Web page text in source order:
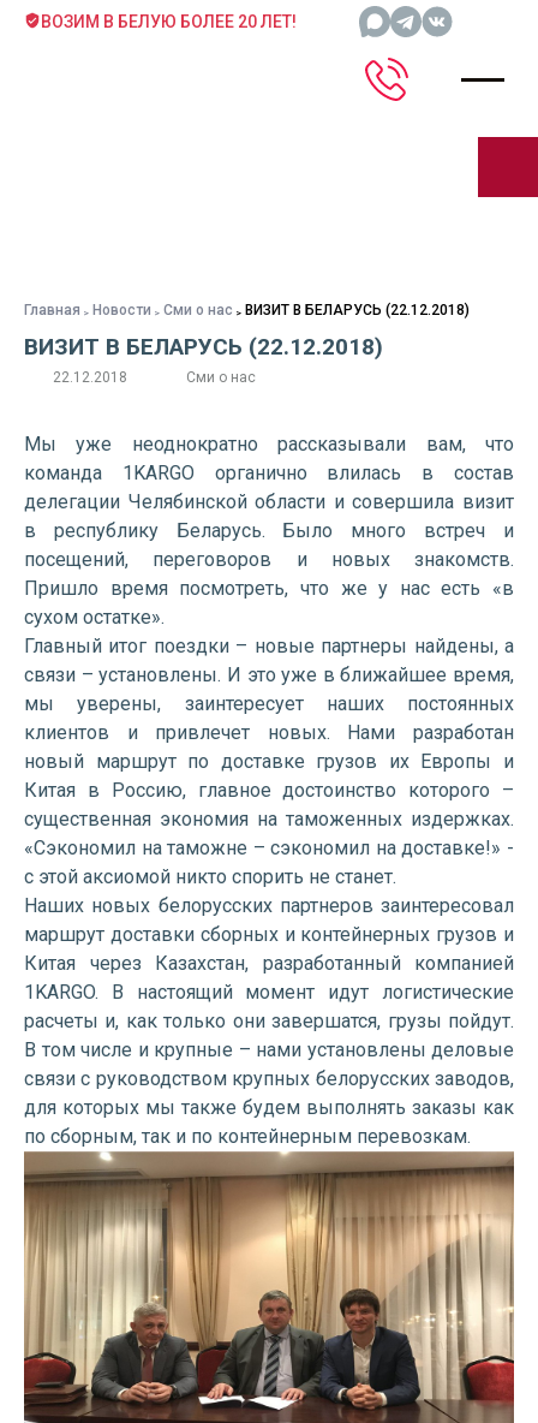
ВОЗИМ В БЕЛУЮ БОЛЕЕ 20 ЛЕТ!
Главная Новости Сми о нас ВИЗИТ В БЕЛАРУСЬ (22.12.2018)
ВИЗИТ В БЕЛАРУСЬ (22.12.2018)
22.12.2018 Сми о нас
Мы уже неоднократно рассказывали вам, что
команда 1KARGO органично влилась в состав
делегации Челябинской области и совершила визит
в республику Беларусь. Было много встреч и
посещений, переговоров и новых знакомств.
Пришло время посмотреть, что же у нас есть «в
сухом остатке».
Главный итог поездки – новые партнеры найдены, а
связи – установлены. И это уже в ближайшее время,
мы уверены, заинтересует наших постоянных
клиентов и привлечет новых. Нами разработан
новый маршрут по доставке грузов их Европы и
Китая в Россию, главное достоинство которого –
существенная экономия на таможенных издержках.
«Сэкономил на таможне – сэкономил на доставке!» -
с этой аксиомой никто спорить не станет.
Наших новых белорусских партнеров заинтересовал
маршрут доставки сборных и контейнерных грузов и
Китая через Казахстан, разработанный компанией
1KARGO. В настоящий момент идут логистические
расчеты и, как только они завершатся, грузы пойдут.
В том числе и крупные – нами установлены деловые
связи с руководством крупных белорусских заводов,
для которых мы также будем выполнять заказы как
по сборным, так и по контейнерным перевозкам.